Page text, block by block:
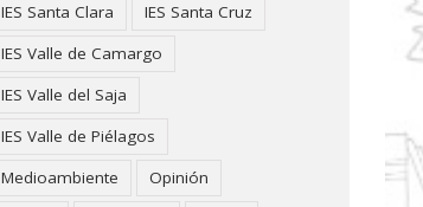
IES Santa Clara
IES Santa Cruz
IES Valle de Camargo
IES Valle del Saja
IES Valle de Piélagos
Medioambiente
Opinión